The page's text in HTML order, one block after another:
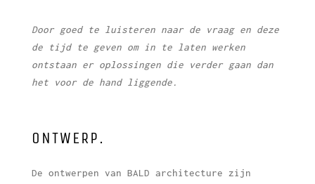
Door goed te luisteren naar de vraag en deze
de tijd te geven om in te laten werken
ontstaan er oplossingen die verder gaan dan
het voor de hand liggende.
ONTWERP.
De ontwerpen van BALD architecture zijn